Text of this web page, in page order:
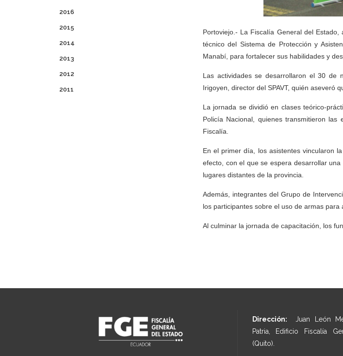
2016
2015
2014
2013
2012
2011
Portoviejo.- La Fiscalía General del
técnico del Sistema de Protección y
Manabí, para fortalecer sus habilidades y
Las actividades se desarrollaron el 30
Irigoyen, director del SPAVT, quién aseveró
La jornada se dividió en clases teórico-
Policía Nacional, quienes transmitieron
Fiscalía.
En el primer día, los asistentes vincularon
efecto, con el que se espera desarrollar
lugares distantes de la provincia.
Además, integrantes del Grupo de
los participantes sobre el uso de armas para
Al culminar la jornada de capacitación, los
Dirección: Juan León
Patria, Edificio Fiscalía
(Quito).